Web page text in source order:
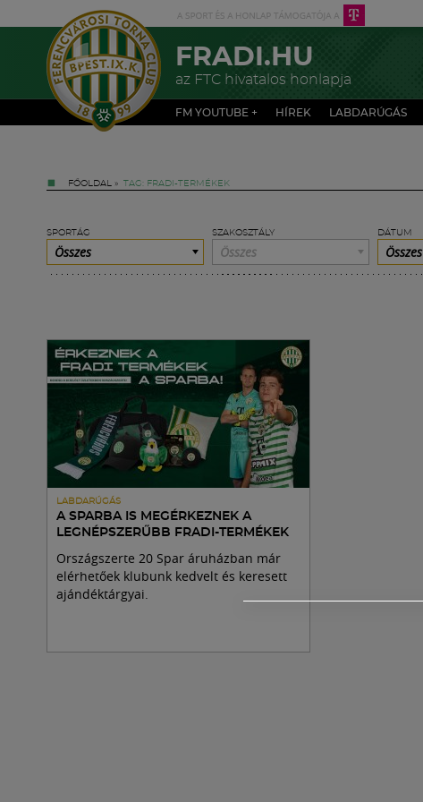
FRADI.HU
az FTC hivatalos honlapja
FM YOUTUBE + HÍREK LABDARÚGÁS
FŐOLDAL » TAG: FRADI-TERMÉKEK
SPORTÁG
Összes
SZAKOSZTÁLY
Összes
DÁTUM
Összes
LABDARÚGÁS
A SPARBA IS MEGÉRKEZNEK A
LEGNÉPSZERŰBB FRADI-TERMÉKEK
Országszerte 20 Spar áruházban már
elérhetőek klubunk kedvelt és keresett
ajándéktárgyai.